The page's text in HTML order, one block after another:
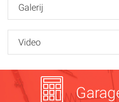
Galerij
Video